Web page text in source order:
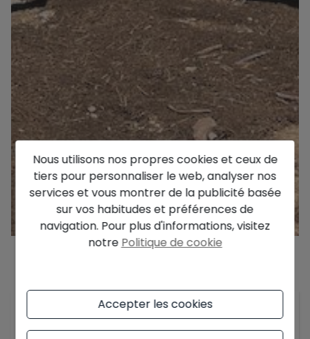
Terrain à bâtir pour la construction d’une villa à
vendre dans l’urbanisation Benisol Moraira sur la
Nous utilisons nos propres cookies et ceux de
tiers pour personnaliser le web, analyser nos
services et vous montrer de la publicité basée
sur vos habitudes et préférences de
navigation. Pour plus d'informations, visitez
notre Politique de cookie
Accepter les cookies